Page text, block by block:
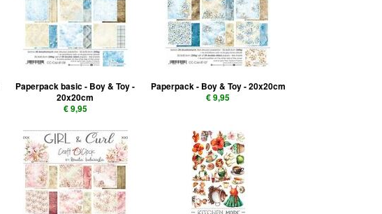
Paperpack basic - Boy & Toy -
20x20cm
€ 9,95
Paperpack - Boy & Toy - 20x20cm
€ 9,95